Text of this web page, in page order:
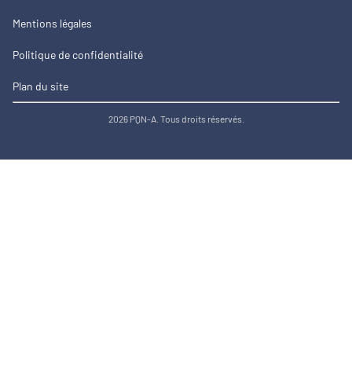
Mentions légales
Politique de confidentialité
Plan du site
2026 PQN-A. Tous droits réservés.